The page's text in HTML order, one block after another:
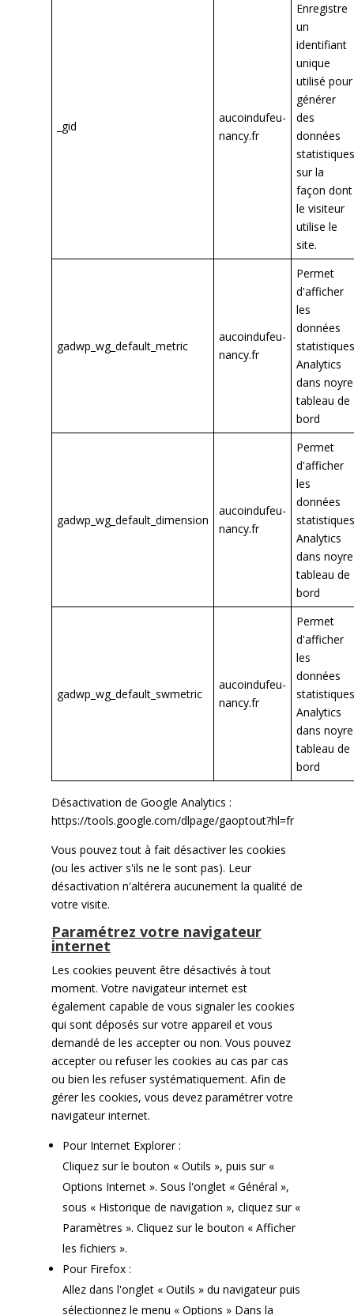
_gid
aucoindufeu-
nancy.fr
Enregistre
un
identifiant
unique
utilisé pour
générer
des
données
statistiques
sur la
façon dont
le visiteur
utilise le
site.
gadwp_wg_default_metric
aucoindufeu-
nancy.fr
Permet
d'afficher
les
données
statistiques
Analytics
dans noyre
tableau de
bord
gadwp_wg_default_dimension
aucoindufeu-
nancy.fr
Permet
d'afficher
les
données
statistiques
Analytics
dans noyre
tableau de
bord
gadwp_wg_default_swmetric
aucoindufeu-
nancy.fr
Permet
d'afficher
les
données
statistiques
Analytics
dans noyre
tableau de
bord
Désactivation de Google Analytics :
https://tools.google.com/dlpage/gaoptout?hl=fr
Vous pouvez tout à fait désactiver les cookies
(ou les activer s'ils ne le sont pas). Leur
désactivation n'altérera aucunement la qualité de
votre visite.
Paramétrez votre navigateur
internet
Les cookies peuvent être désactivés à tout
moment. Votre navigateur internet est
également capable de vous signaler les cookies
qui sont déposés sur votre appareil et vous
demandé de les accepter ou non. Vous pouvez
accepter ou refuser les cookies au cas par cas
ou bien les refuser systématiquement. Afin de
gérer les cookies, vous devez paramétrer votre
navigateur internet.
Pour Internet Explorer :
Cliquez sur le bouton « Outils », puis sur «
Options Internet ». Sous l'onglet « Général »,
sous « Historique de navigation », cliquez sur «
Paramètres ». Cliquez sur le bouton « Afficher
les fichiers ».
Pour Firefox :
Allez dans l'onglet « Outils » du navigateur puis
sélectionnez le menu « Options » Dans la